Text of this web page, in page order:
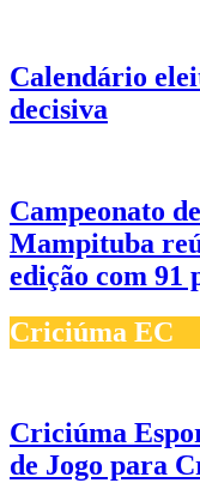
Calendário
decisiva
Campeonato
Mampituba
edição com 91
Criciúma EC
Criciúma
de Jogo para